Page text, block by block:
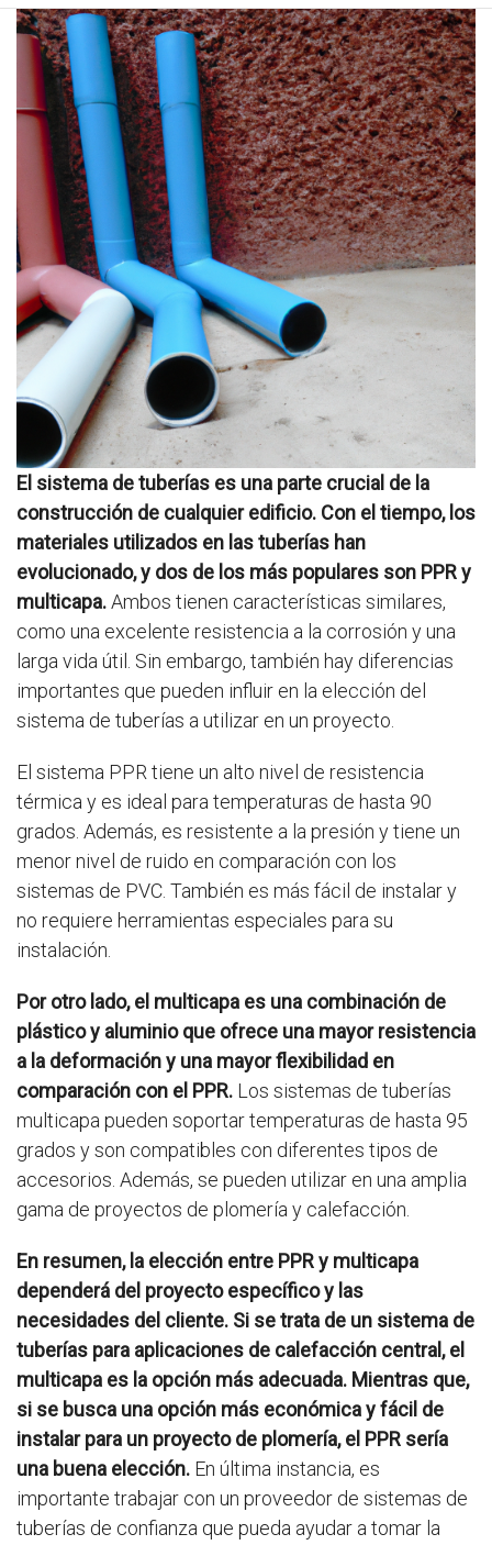
El sistema de tuberías es una parte crucial de la
construcción de cualquier edificio. Con el tiempo, los
materiales utilizados en las tuberías han
evolucionado, y dos de los más populares son PPR y
multicapa.Ambos tienen características similares,
como una excelente resistencia a la corrosión y una
larga vida útil. Sin embargo, también hay diferencias
importantes que pueden influir en la elección del
sistema de tuberías a utilizar en un proyecto.
El sistema PPR tiene un alto nivel de resistencia
térmica y es ideal para temperaturas de hasta 90
grados. Además, es resistente a la presión y tiene un
menor nivel de ruido en comparación con los
sistemas de PVC. También es más fácil de instalar y
no requiere herramientas especiales para su
instalación.
Por otro lado, el multicapa es una combinación de
plástico y aluminio que ofrece una mayor resistencia
a la deformación y una mayor flexibilidad en
comparación con el PPR. Los sistemas de tuberías
multicapa pueden soportar temperaturas de hasta 95
grados y son compatibles con diferentes tipos de
accesorios. Además, se pueden utilizar en una amplia
gama de proyectos de plomería y calefacción.
En resumen, la elección entre PPR y multicapa
dependerá del proyecto específico y las
necesidades del cliente. Si se trata de un sistema de
tuberías para aplicaciones de calefacción central, el
multicapa es la opción más adecuada. Mientras que,
si se busca una opción más económica y fácil de
instalar para un proyecto de plomería, el PPR sería
una buena elección. En última instancia, es
importante trabajar con un proveedor de sistemas de
tuberías de confianza que pueda ayudar a tomar la